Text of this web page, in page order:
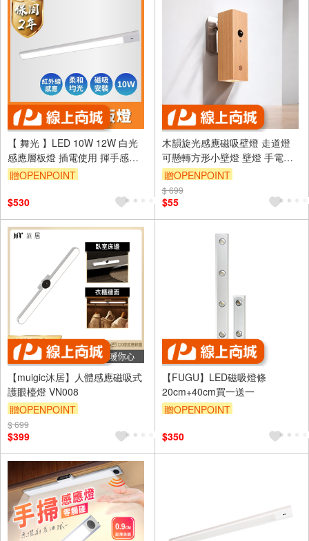
【 舞光 】LED 10W 12W 白光
感應層板燈 插電使用 揮手感應
內附1.5M插頭線
贈OPENPOINT
$530
木韻旋光感應磁吸壁燈 走道燈
可懸轉方形小壁燈 壁燈 手電筒
燈 小夜燈 磁吸燈 免打孔 充電壁
燈 床頭燈 閱讀燈 免布
贈OPENPOINT
$ 699
$55
【muigic沐居】人體感應磁吸式
護眼檯燈 VN008
贈OPENPOINT
$ 699
$399
【FUGU】LED磁吸燈條
20cm+40cm買一送一
贈OPENPOINT
$350